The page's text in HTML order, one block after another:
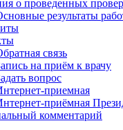
о проведенных
результаты
связь
на приём к врачу
вопрос
приемная
приёмная
комментарий